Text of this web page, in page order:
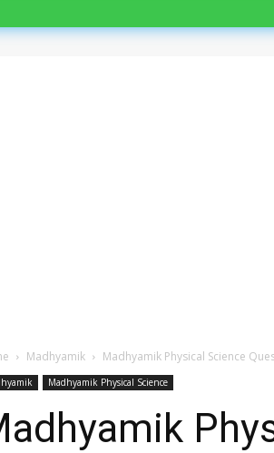
Madhyamik Madhyamik Physical Science
Madhyamik Physical Science